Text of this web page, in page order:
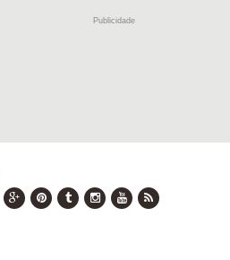
Publicidade